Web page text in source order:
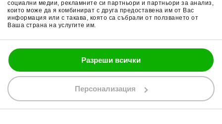
социални медии, рекламните си партньори и партньори за анализ,
които може да я комбинират с друга предоставена им от Вас
информация или с такава, която са събрали от ползването от
Ваша страна на услугите им.
Разреши всички
Персонализация
Политика за бисквитки
Блог
Части за мотор
shop@bobimx.com
гр. Севлиево (П.К. 5400)